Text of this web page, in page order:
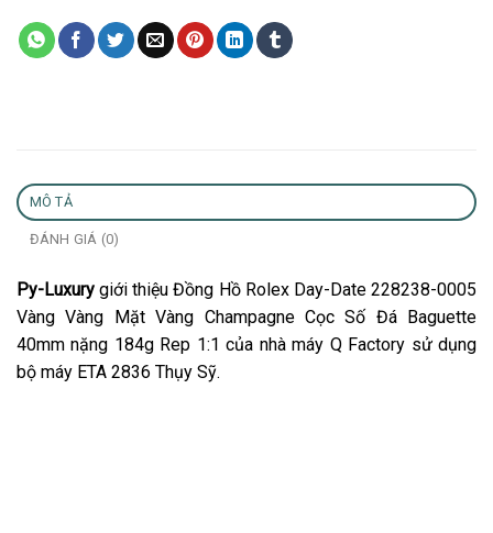
MÔ TẢ
ĐÁNH GIÁ (0)
Py-Luxury giới thiệu Đồng Hồ Rolex Day-Date 228238-0005
Vàng Vàng Mặt Vàng Champagne Cọc Số Đá Baguette
40mm nặng 184g Rep 1:1 của nhà máy Q Factory sử dụng
bộ máy ETA 2836 Thụy Sỹ.